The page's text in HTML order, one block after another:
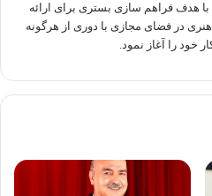
رسانه کاشمر سلام، از سال 1398 با هدف فراهم سازی بستری برای ارائه
در فضای مجازی با دوری از هرگونه
خود را آغاز نمود.